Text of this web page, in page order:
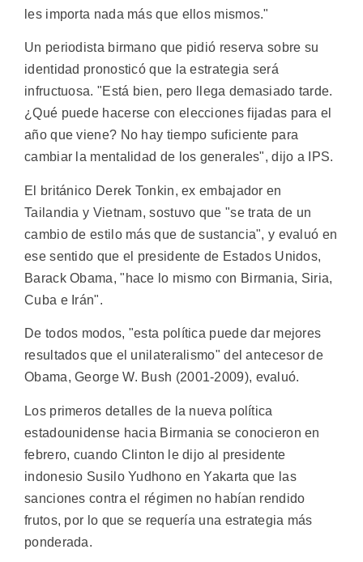
les importa nada más que ellos mismos."
Un periodista birmano que pidió reserva sobre su
identidad pronosticó que la estrategia será
infructuosa. "Está bien, pero llega demasiado tarde.
¿Qué puede hacerse con elecciones fijadas para el
año que viene? No hay tiempo suficiente para
cambiar la mentalidad de los generales", dijo a IPS.
El británico Derek Tonkin, ex embajador en
Tailandia y Vietnam, sostuvo que "se trata de un
cambio de estilo más que de sustancia", y evaluó en
ese sentido que el presidente de Estados Unidos,
Barack Obama, "hace lo mismo con Birmania, Siria,
Cuba e Irán".
De todos modos, "esta política puede dar mejores
resultados que el unilateralismo" del antecesor de
Obama, George W. Bush (2001-2009), evaluó.
Los primeros detalles de la nueva política
estadounidense hacia Birmania se conocieron en
febrero, cuando Clinton le dijo al presidente
indonesio Susilo Yudhono en Yakarta que las
sanciones contra el régimen no habían rendido
frutos, por lo que se requería una estrategia más
ponderada.